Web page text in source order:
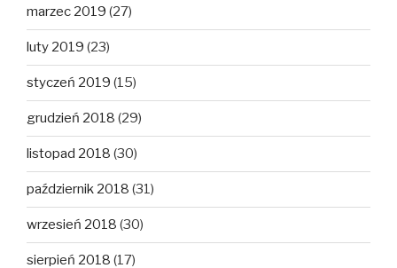
marzec 2019 (27)
luty 2019 (23)
styczeń 2019 (15)
grudzień 2018 (29)
listopad 2018 (30)
październik 2018 (31)
wrzesień 2018 (30)
sierpień 2018 (17)